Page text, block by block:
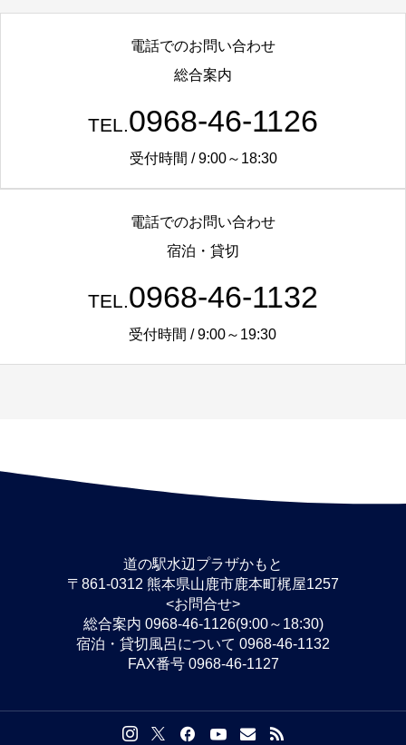
電話でのお問い合わせ
総合案内
TEL.0968-46-1126
受付時間 / 9:00～18:30
電話でのお問い合わせ
宿泊・貸切
TEL.0968-46-1132
受付時間 / 9:00～19:30
道の駅水辺プラザかもと
〒861-0312 熊本県山鹿市鹿本町梶屋1257
<お問合せ>
総合案内 0968-46-1126(9:00～18:30)
宿泊・貸切風呂について 0968-46-1132
FAX番号 0968-46-1127